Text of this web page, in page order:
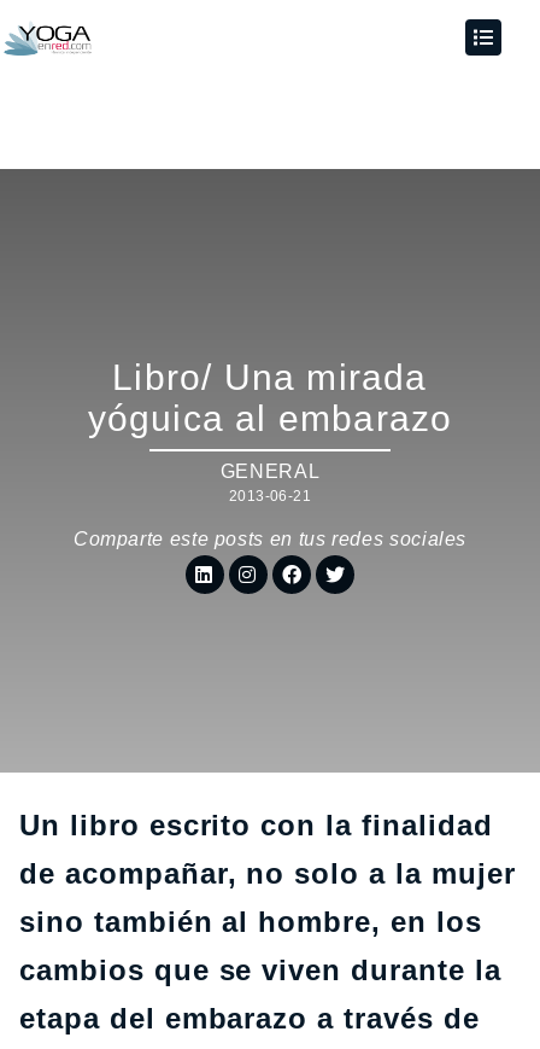
Libro/ Una mirada
yóguica al embarazo
GENERAL
2013-06-21
Comparte este posts en tus redes sociales
Un libro escrito con la finalidad
de acompañar, no solo a la mujer
sino también al hombre, en los
cambios que se viven durante la
etapa del embarazo a través de